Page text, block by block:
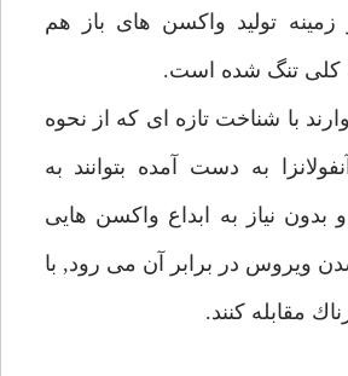
توليد واكسن هاى باز هم
كلى تنگ شده است.
با شناخت تازه اى كه از نحوه
به دست آمده بتوانند به
بدون نياز به ابداع واكسن هايى
ويروس در برابر آن مى رود, با
مقابله كنند.